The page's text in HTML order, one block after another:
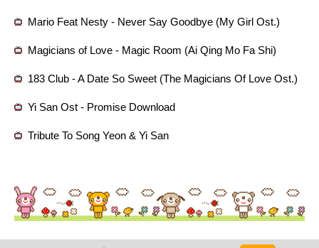
Mario Feat Nesty - Never Say Goodbye (My Girl Ost.)
Magicians of Love - Magic Room (Ai Qing Mo Fa Shi)
183 Club - A Date So Sweet (The Magicians Of Love Ost.)
Yi San Ost - Promise Download
Tribute To Song Yeon & Yi San